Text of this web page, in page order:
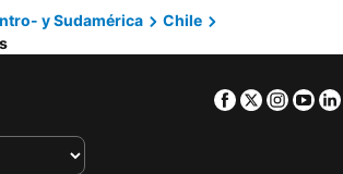
Hoteles en Quemchi
y Sudamérica
Chile
Facebook
Twitter